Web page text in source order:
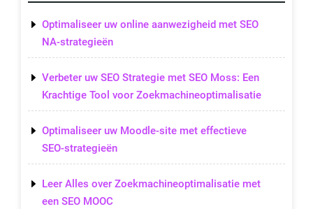
Optimaliseer uw online aanwezigheid met SEO
NA-strategieën
Verbeter uw SEO Strategie met SEO Moss: Een
Krachtige Tool voor Zoekmachineoptimalisatie
Optimaliseer uw Moodle-site met effectieve
SEO-strategieën
Leer Alles over Zoekmachineoptimalisatie met
een SEO MOOC